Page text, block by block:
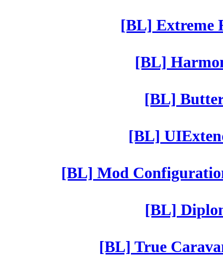
[BL] Extreme
[BL]
[BL]
[BL]
[BL] Mod
[BL]
[BL] True